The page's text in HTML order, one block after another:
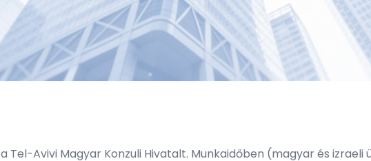
Tel-Avivi Magyar Konzuli Hivatalt. Munkaidőben (magyar és